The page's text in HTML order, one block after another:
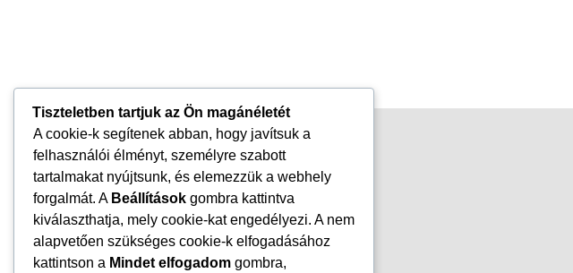
Tiszteletben tartjuk az Ön magánéletét
A cookie-k segítenek abban, hogy javítsuk a
felhasználói élményt, személyre szabott
tartalmakat nyújtsunk, és elemezzük a webhely
forgalmát. A Beállítások gombra kattintva
kiválaszthatja, mely cookie-kat engedélyezi. A nem
alapvetően szükséges cookie-k elfogadásához
kattintson a Mindet elfogadom gombra,